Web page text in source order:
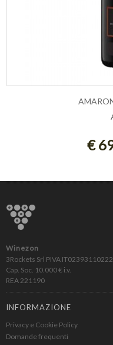
€
Winezon
3Rockets Srl PIVA IT02393110222
Cap. Soc. 10.000 € i.v.
REA 221190
INFORMAZIONE
Privacy e Cookie Policy
Domande frequenti